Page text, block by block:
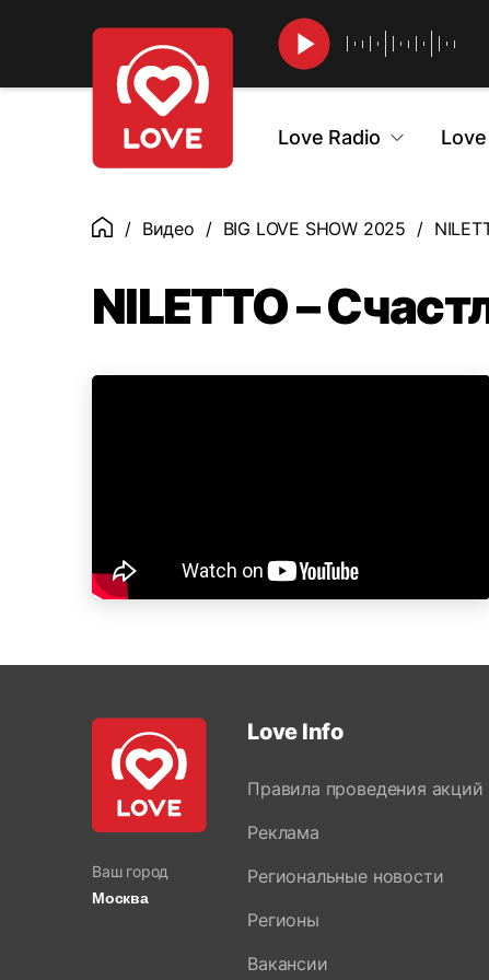
Love Radio
ГлавнаяВидео BIG LOVE SHOW 2025
NILETTO –
Ваш город
Москва
Love Info
Правила проведения акций
Реклама
Региональные новости
Регионы
Вакансии